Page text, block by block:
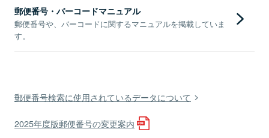
郵便番号・バーコードマニュアル
郵便番号や、バーコードに関するマニュアルを掲載していま
す。
郵便番号検索に使用されているデータについて
2025年度版郵便番号の変更案内